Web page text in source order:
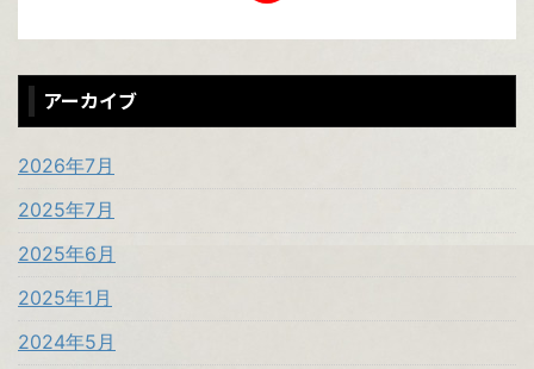
アーカイブ
2026年7月
2025年7月
2025年6月
2025年1月
2024年5月